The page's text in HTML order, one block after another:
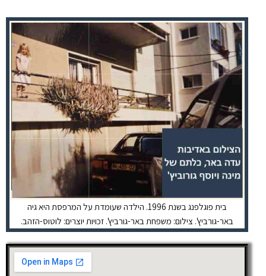
בית פוגלפנג בשנת 1996. הילדה שעומדת על המרפסת היא גיה
באר-גורביץ'. צילום: משפחת באר-גורביץ'. זכויות יוצרים: לוטוס-הזהב.